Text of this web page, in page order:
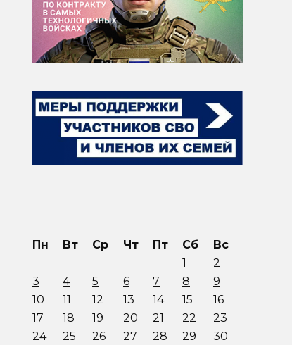
Пн Вт Ср Чт Пт Сб
Вс
1
2
3
4 5 6 7 8
9
10
11 12 13 14 15
16
17
18 19 20 21 22
23
24
25 26 27 28 29
30